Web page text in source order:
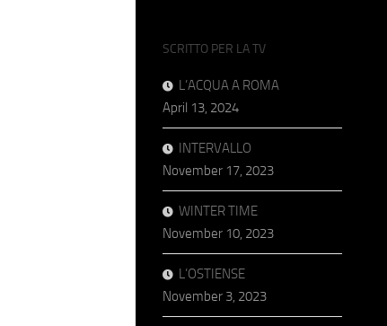
SCRITTO PER LA TV
L’ACQUA A ROMA
April 13, 2024
INTERVALLO
November 17, 2023
WINTER TIME
November 10, 2023
L’OSTIENSE
November 3, 2023